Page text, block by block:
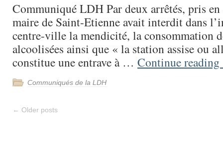
Communiqué LDH Par deux arrêtés, pris
maire de Saint-Etienne avait interdit dans
centre-ville la mendicité, la consommation
alcoolisées ainsi que « la station assise ou
constitue une entrave à … Continue reading
Communiqués de la LDH
← Older posts